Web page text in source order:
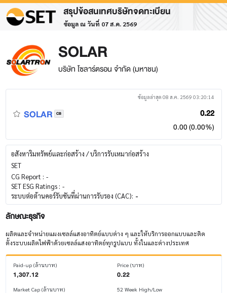
สรุปข้อสนเทศบริษัทจดทะเบียน
ข้อมูล ณ วันที่ 07 ส.ค. 2569
SOLAR
บริษัท โซลาร์ตรอน จำกัด (มหาชน)
ข้อมูลล่าสุด 08 ส.ค. 2569 03:20:14
SOLAR CB 0.22
0.00 (0.00%)
อสังหาริมทรัพย์และก่อสร้าง / บริการรับเหมาก่อสร้าง
SET
CG Report : -
SET ESG Ratings : -
ระบบต่อต้านคอร์รับชันที่ผ่านการรับรอง (CAC): -
ลักษณะธุรกิจ
ผลิตและจำหน่ายแผงเซลล์แสงอาทิตย์แบบต่าง ๆ และให้บริการออกแบบและติด
ตั้งระบบผลิตไฟฟ้าด้วยเซลล์แสงอาทิตย์ทุกรูปแบบ ทั้งในและต่างประเทศ
Paid-up (ล้านบาท)
1,307.12
Market Cap (ล้านบาท)
Price (บาท)
0.22
52 Week High/Low